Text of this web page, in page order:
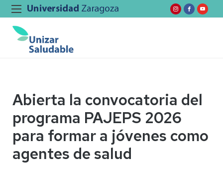
Abierta la convocatoria del
programa PAJEPS 2026
para formar a jóvenes como
agentes de salud